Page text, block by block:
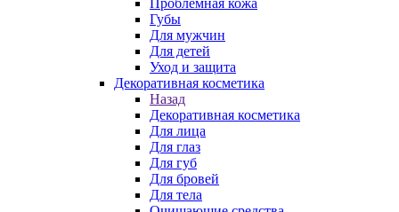
Проблемная кожа
Губы
Для мужчин
Для детей
Уход и защита
Декоративная косметика
Назад
Декоративная косметика
Для лица
Для глаз
Для губ
Для бровей
Для тела